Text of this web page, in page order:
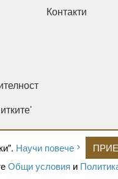
Научи повече
Общи условия и
Контакти